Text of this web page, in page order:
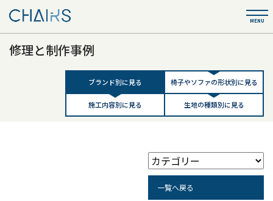
修理と制作事例
ブランド別に見る 椅子やソファの形状別に見る
施工内容別に見る 生地の種類別に見る
一覧へ戻る